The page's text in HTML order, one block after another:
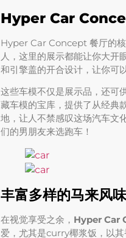
Hyper Car
Hyper Car Concept 餐厅的核
人，这里的展示都能让你大开
和引擎盖的开合设计，让你可
这些车模不仅是展示品，还
藏车模的宝库，提供了从经典
地，让人不禁感叹这场汽车文
们的男朋友来选跑车！
丰富多样的马来风
在视觉享受之余， Hyper Car
爱，尤其是curry椰浆饭，以